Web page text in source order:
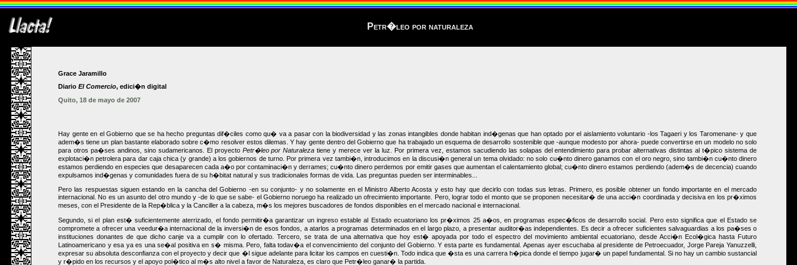
Petr�leo por naturaleza
Grace Jaramillo
Diario El Comercio, edici�n digital
Quito, 18 de mayo de 2007
Hay gente en el Gobierno que se ha hecho preguntas dif�ciles como qu� va a pasar con la biodiversidad y las zonas intangibles donde habitan ind�genas que han optado por el aislamiento voluntario -los Tagaeri y los Taromenane- y que
adem�s tiene un plan bastante elaborado sobre c�mo resolver estos dilemas. Y hay gente dentro del Gobierno que ha trabajado un esquema de desarrollo sostenible que -aunque modesto por ahora- puede convertirse en un modelo no solo
para otros pa�ses andinos, sino sudamericanos. El proyecto Petr�leo por Naturaleza tiene y merece ver la luz. Por primera vez, estamos sacudiendo las solapas del entendimiento para probar alternativas distintas al t�pico sistema de
explotaci�n petrolera para dar caja chica (y grande) a los gobiernos de turno. Por primera vez tambi�n, introducimos en la discusi�n general un tema olvidado: no solo cu�nto dinero ganamos con el oro negro, sino tambi�n cu�nto dinero
estamos perdiendo en especies que desaparecen cada a�o por contaminaci�n y derrames; cu�nto dinero perdemos por emitir gases que aumentan el calentamiento global; cu�nto dinero estamos perdiendo (adem�s de decencia) cuando
expulsamos ind�genas y comunidades fuera de su h�bitat natural y sus tradicionales formas de vida. Las preguntas pueden ser interminables...
Pero las respuestas siguen estando en la cancha del Gobierno -en su conjunto- y no solamente en el Ministro Alberto Acosta y esto hay que decirlo con todas sus letras. Primero, es posible obtener un fondo importante en el mercado
internacional. No es un asunto del otro mundo y -de lo que se sabe- el Gobierno noruego ha realizado un ofrecimiento importante. Pero, lograr todo el monto que se proponen necesitar� de una acci�n coordinada y decisiva en los pr�ximos
meses, con el Presidente de la Rep�blica y la Canciller a la cabeza, m�s los mejores buscadores de fondos disponibles en el mercado nacional e internacional.
Segundo, si el plan est� suficientemente aterrizado, el fondo permitir�a garantizar un ingreso estable al Estado ecuatoriano los pr�ximos 25 a�os, en programas espec�ficos de desarrollo social. Pero esto significa que el Estado se
compromete a ofrecer una veedur�a internacional de la inversi�n de esos fondos, a atarlos a programas determinados en el largo plazo, a presentar auditor�as independientes. Es decir a ofrecer suficientes salvaguardias a los pa�ses o
instituciones donantes de que dicho canje va a cumplir con lo ofertado. Tercero, se trata de una alternativa que hoy est� apoyada por todo el espectro del movimiento ambiental ecuatoriano, desde Acci�n Ecol�gica hasta Futuro
Latinoamericano y esa ya es una se�al positiva en s� misma. Pero, falta todav�a el convencimiento del conjunto del Gobierno. Y esta parte es fundamental. Apenas ayer escuchaba al presidente de Petroecuador, Jorge Pareja Yanuzzelli,
expresar su absoluta desconfianza con el proyecto y decir que �l sigue adelante para licitar los campos en cuesti�n. Todo indica que �sta es una carrera h�pica donde el tiempo jugar� un papel fundamental. Si no hay un cambio sustancial
y r�pido en los recursos y el apoyo pol�tico al m�s alto nivel a favor de Naturaleza, es claro que Petr�leo ganar� la partida.